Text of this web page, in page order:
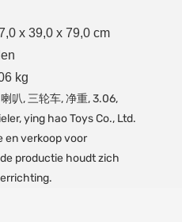
x 39,0 x 79,0 cm
kg
叭, 三轮车, 净重, 3.06,
ying hao Toys Co., Ltd.
en verkoop voor
productie houdt zich